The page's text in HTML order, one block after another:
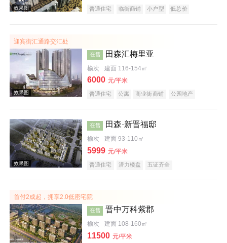
效果图
效果图
效果图
普通住宅 临街商铺 小户型
低总价
迎宾街汇通路交汇处
在售 田森汇梅里亚
榆次 建面 116-154㎡
6000 元/平米
普通住宅 公寓 商业街商铺
公园地产
在售 田森·新晋福邸
榆次 建面 93-110㎡
5999 元/平米
普通住宅 潜力楼盘 五证齐全
首付2成起，拥享2.0低密宅院
在售 晋中万科紫郡
榆次 建面 108-160㎡
11500 元/平米